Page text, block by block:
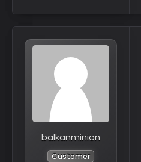
balkanminion
Customer